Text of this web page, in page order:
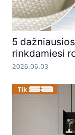
5
rinkdamiesi
2026.06.03